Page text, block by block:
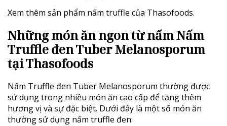
Xem thêm sản phẩm nấm truffle của Thasofoods.
Những món ăn ngon từ nấm Nấm
Truffle đen Tuber Melanosporum
tại Thasofoods
Nấm Truffle đen Tuber Melanosporum thường được
sử dụng trong nhiều món ăn cao cấp để tăng thêm
hương vị và sự đặc biệt. Dưới đây là một số món ăn
thường sử dụng nấm truffle đen: